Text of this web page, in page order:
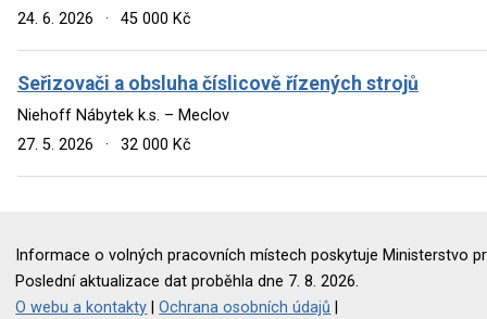
24. 6. 2026
· 45 000 Kč
Seřizovači a obsluha číslicově řízených strojů
Niehoff Nábytek k.s. – Meclov
27. 5. 2026
· 32 000 Kč
Informace o volných pracovních místech poskytuje Ministerstvo
Poslední aktualizace dat proběhla dne 7. 8. 2026.
O webu a kontakty |Ochrana osobních údajů